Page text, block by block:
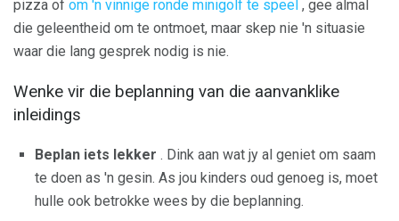
pizza of om 'n vinnige ronde minigolf te speel , gee almal
die geleentheid om te ontmoet, maar skep nie 'n situasie
waar die lang gesprek nodig is nie.
Wenke vir die beplanning van die aanvanklike
inleidings
Beplan iets lekker . Dink aan wat jy al geniet om saam
te doen as 'n gesin. As jou kinders oud genoeg is, moet
hulle ook betrokke wees by die beplanning.